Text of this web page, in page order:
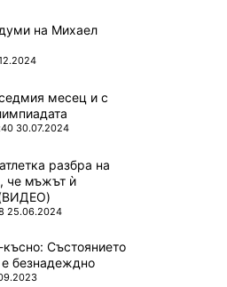
на Михаел
месец и с
30.07.2024
разбра на
че мъжът ѝ
25.06.2024
Състоянието
безнадеждно